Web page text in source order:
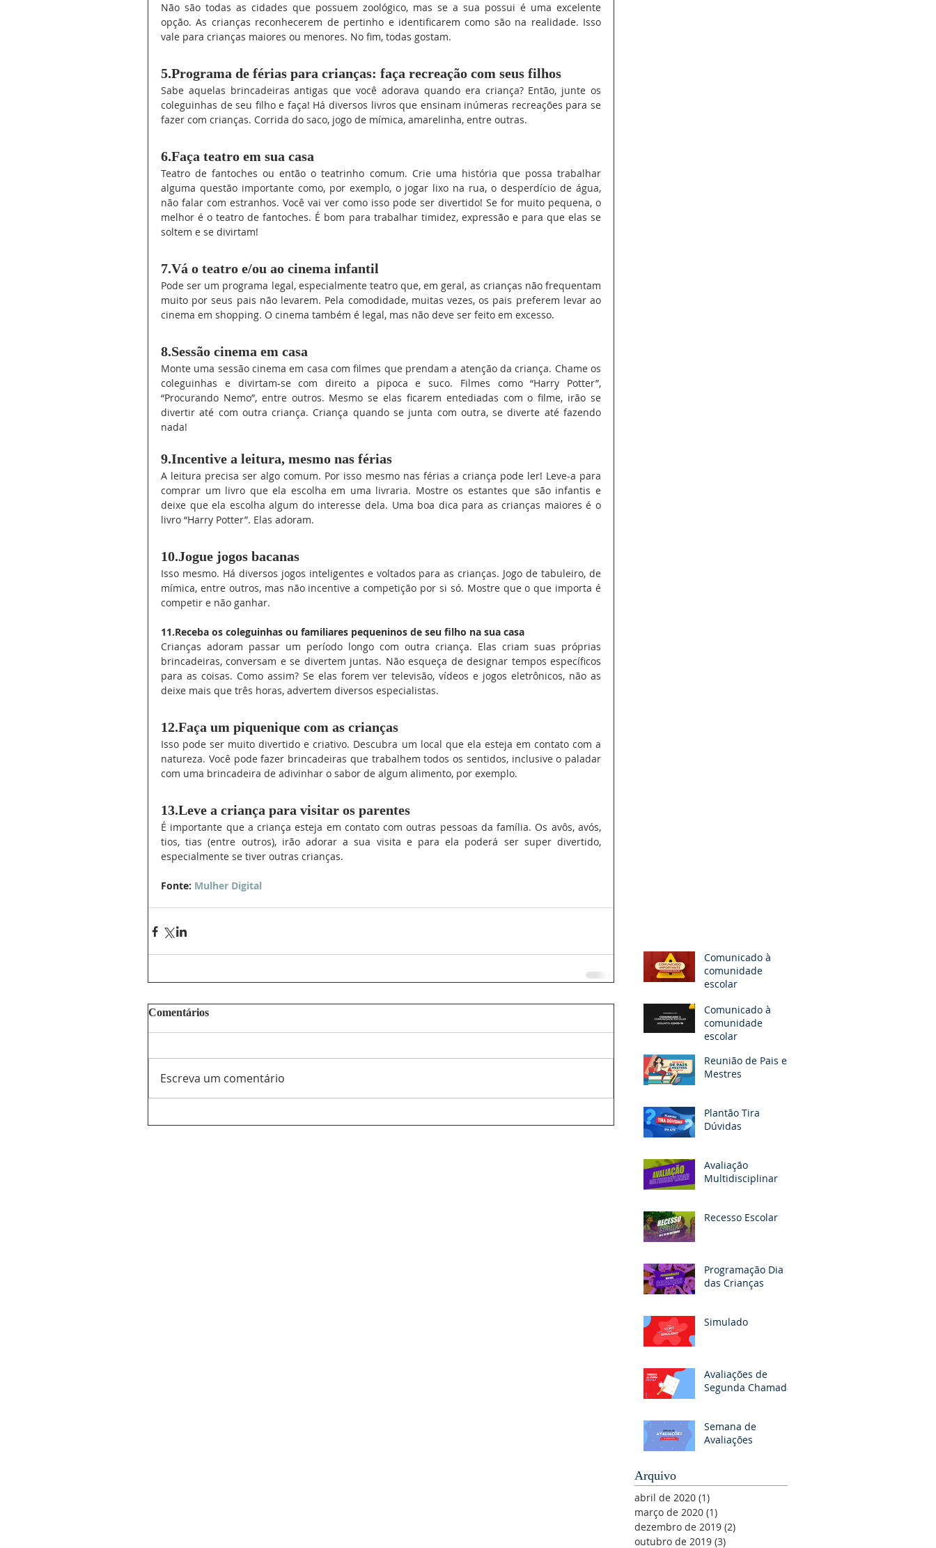
Não são todas as cidades que possuem zoológico, mas se a sua possui é uma excelente
opção. As crianças reconhecerem de pertinho e identificarem como são na realidade. Isso
vale para crianças maiores ou menores. No fim, todas gostam.
5.Programa de férias para crianças: faça recreação com seus filhos
Sabe aquelas brincadeiras antigas que você adorava quando era criança? Então, junte os
coleguinhas de seu filho e faça! Há diversos livros que ensinam inúmeras recreações para se
fazer com crianças. Corrida do saco, jogo de mímica, amarelinha, entre outras.
6.Faça teatro em sua casa
Teatro de fantoches ou então o teatrinho comum. Crie uma história que possa trabalhar
alguma questão importante como, por exemplo, o jogar lixo na rua, o desperdício de água,
não falar com estranhos. Você vai ver como isso pode ser divertido! Se for muito pequena, o
melhor é o teatro de fantoches. É bom para trabalhar timidez, expressão e para que elas se
soltem e se divirtam!
7.Vá o teatro e/ou ao cinema infantil
Pode ser um programa legal, especialmente teatro que, em geral, as crianças não frequentam
muito por seus pais não levarem. Pela comodidade, muitas vezes, os pais preferem levar ao
cinema em shopping. O cinema também é legal, mas não deve ser feito em excesso.
8.Sessão cinema em casa
Monte uma sessão cinema em casa com filmes que prendam a atenção da criança. Chame os
coleguinhas e divirtam-se com direito a pipoca e suco. Filmes como “Harry Potter”,
“Procurando Nemo”, entre outros. Mesmo se elas ficarem entediadas com o filme, irão se
divertir até com outra criança. Criança quando se junta com outra, se diverte até fazendo
nada!
9.Incentive a leitura, mesmo nas férias
A leitura precisa ser algo comum. Por isso mesmo nas férias a criança pode ler! Leve-a para
comprar um livro que ela escolha em uma livraria. Mostre os estantes que são infantis e
deixe que ela escolha algum do interesse dela. Uma boa dica para as crianças maiores é o
livro “Harry Potter”. Elas adoram.
10.Jogue jogos bacanas
Isso mesmo. Há diversos jogos inteligentes e voltados para as crianças. Jogo de tabuleiro, de
mímica, entre outros, mas não incentive a competição por si só. Mostre que o que importa é
competir e não ganhar.
11.Receba os coleguinhas ou familiares pequeninos de seu filho na sua casa
Crianças adoram passar um período longo com outra criança. Elas criam suas próprias
brincadeiras, conversam e se divertem juntas. Não esqueça de designar tempos específicos
para as coisas. Como assim? Se elas forem ver televisão, vídeos e jogos eletrônicos, não as
deixe mais que três horas, advertem diversos especialistas.
12.Faça um piquenique com as crianças
Isso pode ser muito divertido e criativo. Descubra um local que ela esteja em contato com a
natureza. Você pode fazer brincadeiras que trabalhem todos os sentidos, inclusive o paladar
com uma brincadeira de adivinhar o sabor de algum alimento, por exemplo.
13.Leve a criança para visitar os parentes
É importante que a criança esteja em contato com outras pessoas da família. Os avôs, avós,
tios, tias (entre outros), irão adorar a sua visita e para ela poderá ser super divertido,
especialmente se tiver outras crianças.
Fonte: Mulher Digital
Comentários
Escreva um comentário
Comunicado à
comunidade
escolar
Comunicado à
comunidade
escolar
Reunião de Pais e
Mestres
Plantão Tira
Dúvidas
Avaliação
Multidisciplinar
Recesso Escolar
Programação Dia
das Crianças
Simulado
Avaliações de
Segunda Chamada
Semana de
Avaliações
Arquivo
abril de 2020 (1)
março de 2020 (1)
dezembro de 2019 (2)
outubro de 2019 (3)